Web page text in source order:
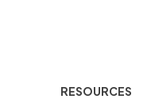
RESOURCES